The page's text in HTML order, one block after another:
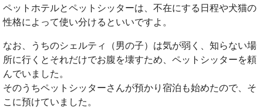
ペットホテルとペットシッターは、不在にする日程や犬猫の
性格によって使い分けるといいですよ。
なお、うちのシェルティ（男の子）は気が弱く、知らない場
所に行くとそれだけでお腹を壊すため、ペットシッターを頼
んでいました。
そのうちペットシッターさんが預かり宿泊も始めたので、そ
こに預けていました。